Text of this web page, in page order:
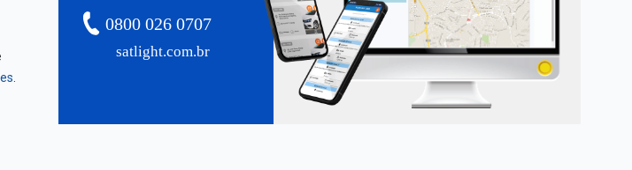
satlight.com.br
0800 026 0707